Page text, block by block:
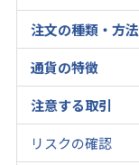
注文の種類・方法
通貨の特徴
注意する取引
リスクの確認